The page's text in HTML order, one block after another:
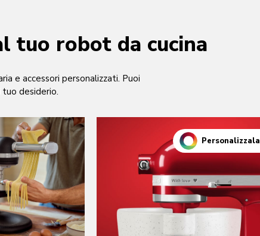
tuo robot da cucina
e accessori personalizzati. Puoi
tuo desiderio.
Personalizzala